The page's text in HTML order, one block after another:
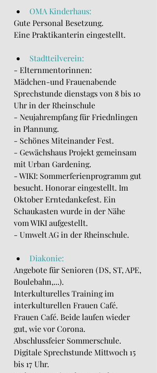
OMA Kinderhaus:
Gute Personal Besetzung.
Eine Praktikanterin eingestellt.
Stadtteilverein:
- Elternmentorinnen:
Mädchen-und Frauenabende
Sprechstunde dienstags von 8 bis 10
Uhr in der Rheinschule
- Neujahrempfang für Friednlingen
in Plannung.
- Schönes Miteinander Fest.
- Gewächshaus Projekt gemeinsam
mit Urban Gardening.
- WIKI: Sommerferienprogramm gut
besucht. Honorar eingestellt. Im
Oktober Erntedankefest. Ein
Schaukasten wurde in der Nähe
vom WIKI aufgestellt.
- Umwelt AG in der Rheinschule.
Diakonie:
Angebote für Senioren (DS, ST, APE,
Boulebahn,...).
Interkulturelles Training im
interkulturellen Frauen Café.
Frauen Café. Beide laufen wieder
gut, wie vor Corona.
Abschlussfeier Sommerschule.
Digitale Sprechstunde Mittwoch 15
bis 17 Uhr.